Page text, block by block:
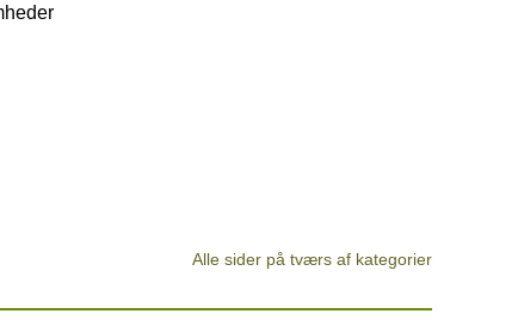
Alle sider på tværs af kategorier